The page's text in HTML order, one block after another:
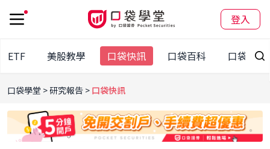
登入
ETF 美股教學 口袋快訊 口袋百科 口袋觀點
口袋學堂 研究報告 口袋快訊